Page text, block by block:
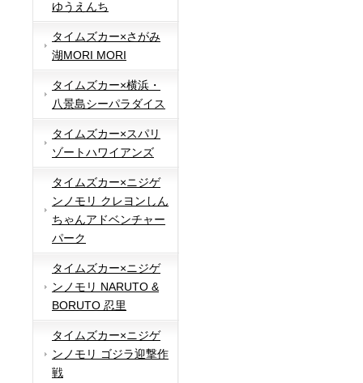
ゆうえんち
タイムズカー×さがみ
湖MORI MORI
タイムズカー×横浜・
八景島シーパラダイス
タイムズカー×スパリ
ゾートハワイアンズ
タイムズカー×ニジゲ
ンノモリ クレヨンしん
ちゃんアドベンチャー
パーク
タイムズカー×ニジゲ
ンノモリ NARUTO &
BORUTO 忍里
タイムズカー×ニジゲ
ンノモリ ゴジラ迎撃作
戦